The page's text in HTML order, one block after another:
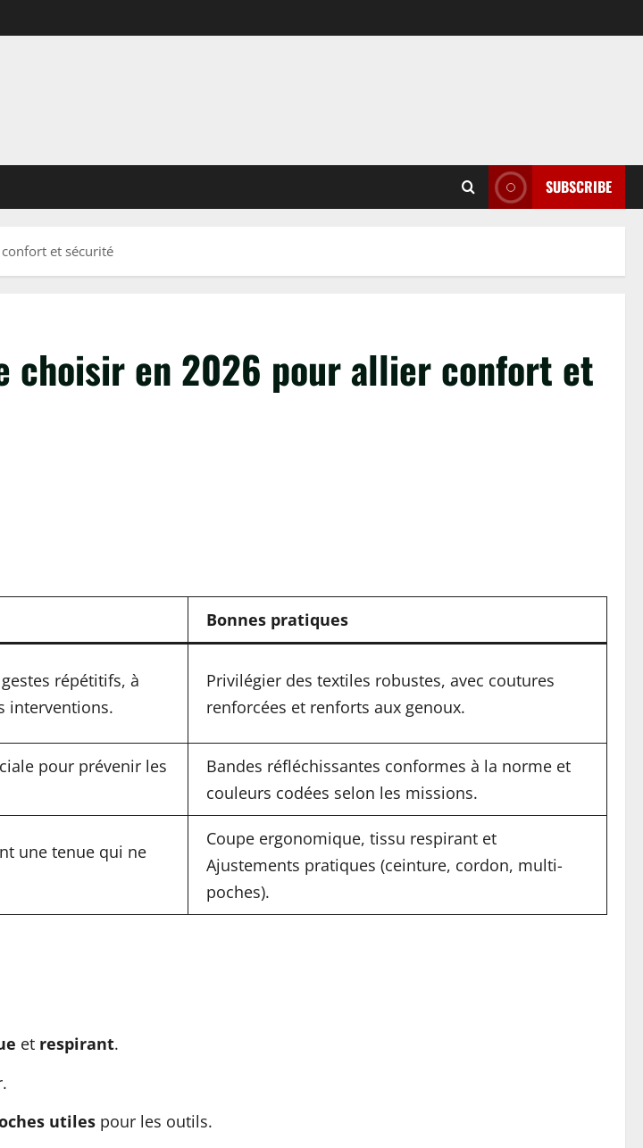
SUBSCRIBE
et sécurité
choisir en 2026 pour allier confort et
Bonnes pratiques
répétitifs, à
interventions.
Privilégier des textiles robustes, avec coutures
renforcées et renforts aux genoux.
pour prévenir les
Bandes réfléchissantes conformes à la norme et
couleurs codées selon les missions.
une tenue qui ne
Coupe ergonomique, tissu respirant et
Ajustements pratiques (ceinture, cordon, multi-
poches).
et respirant.
utiles pour les outils.